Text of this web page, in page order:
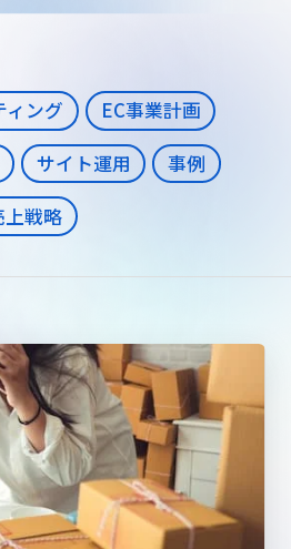
ィング
EC事業計画
サイト運用
事例
上戦略